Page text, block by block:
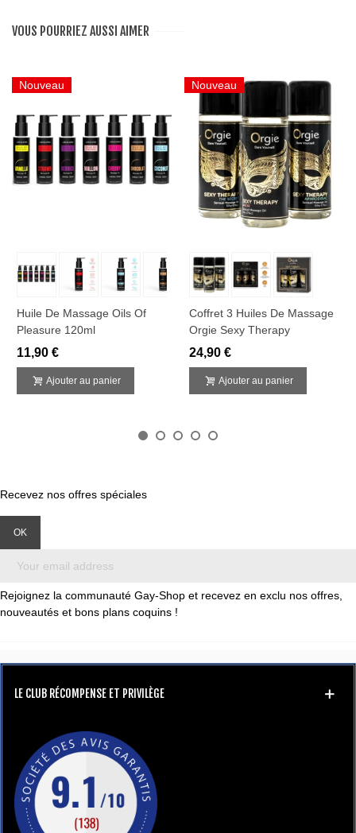
VOUS POURRIEZ AUSSI AIMER
Nouveau
Huile De Massage Oils Of
Pleasure 120ml
11,90 €
Ajouter au panier
Nouveau
Coffret 3 Huiles De Massage
Orgie Sexy Therapy
24,90 €
Ajouter au panier
Recevez nos offres spéciales
Rejoignez la communauté Gay-Shop et recevez en exclu nos offres,
nouveautés et bons plans coquins !
LE CLUB RÉCOMPENSE ET PRIVILÈGE